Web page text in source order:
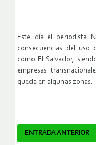
Este día el periodista
consecuencias del
cómo El Salvador,
empresas
queda en algunas zonas.
Navegador
ENTRADA ANTERIOR